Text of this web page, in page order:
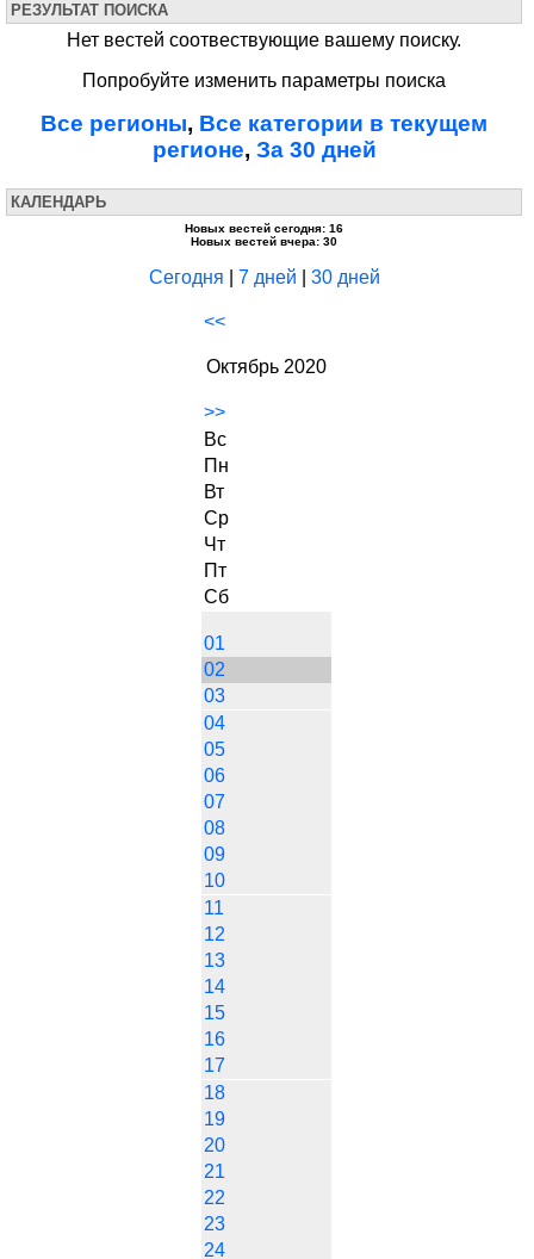
РЕЗУЛЬТАТ ПОИСКА
Нет вестей соотвествующие вашему поиску.
Попробуйте изменить параметры поиска
Все регионы, Все категории в текущем
регионе, За 30 дней
КАЛЕНДАРЬ
Новых вестей сегодня: 16
Новых вестей вчера: 30
Сегодня 7 дней 30 дней
<<
Октябрь 2020
>>
Вс
Пн
Вт
Ср
Чт
Пт
Сб
01
02
03
04
05
06
07
08
09
10
11
12
13
14
15
16
17
18
19
20
21
22
23
24